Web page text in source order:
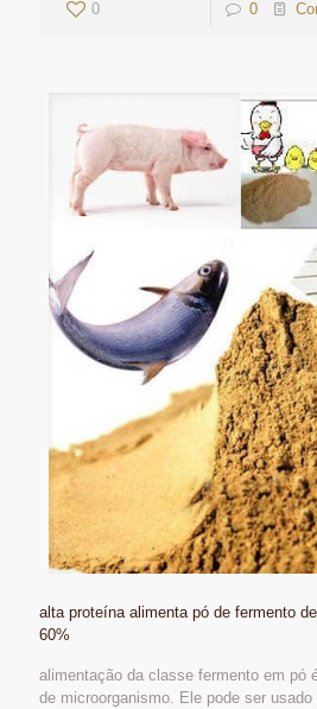
0 0
alta proteína alimenta pó de fermento
60%
alimentação da classe fermento em pó
de microorganismo. Ele pode ser